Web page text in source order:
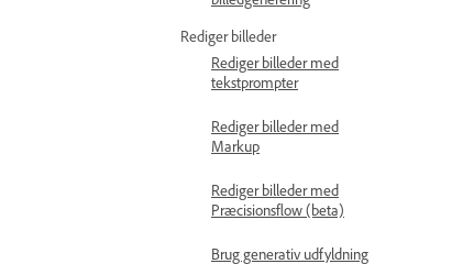
Rediger billeder
Rediger billeder med
tekstprompter
Rediger billeder med
Markup
Rediger billeder med
Præcisionsflow (beta)
Brug generativ udfyldning